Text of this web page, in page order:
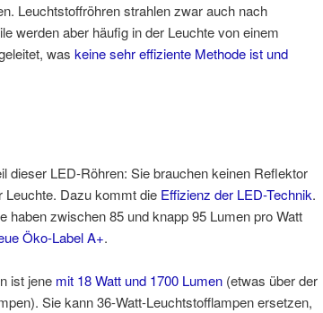
Leuchtstoffröhren strahlen zwar auch nach
werden aber häufig in der Leuchte von einem
was keine sehr effiziente Methode ist und
dieser LED-Röhren: Sie brauchen keinen Reflektor
Leuchte. Dazu kommt die Effizienz der LED-Technik.
haben zwischen 85 und knapp 95 Lumen pro Watt
Öko-Label A+.
ist jene mit 18 Watt und 1700 Lumen (etwas über der
Sie kann 36-Watt-Leuchtstofflampen ersetzen,